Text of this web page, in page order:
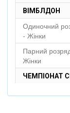
ВІМБЛДОН
Одиночний
- Жінки
Парний
Жінки
ЧЕМПІОНАТ